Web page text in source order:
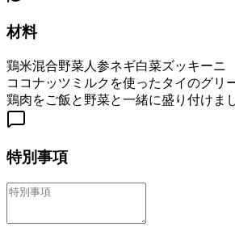
材料
鶏米混合野菜人参ネギ白菜ズッキーニ
ココナッツミルクを使ったタイのグリ
鶏肉をご飯と野菜と一緒に盛り付けま
特別事項